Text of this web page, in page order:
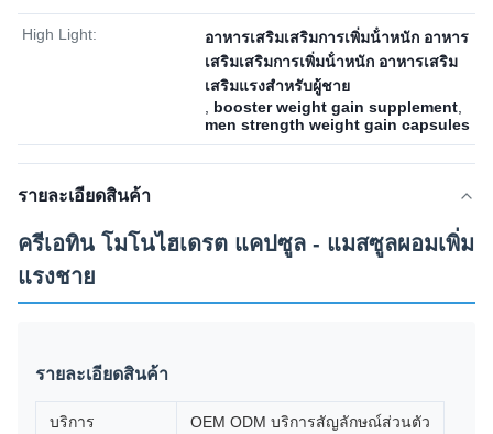
High Light:
อาหารเสริมเสริมการเพิ่มน้ําหนัก อาหาร
เสริมเสริมการเพิ่มน้ําหนัก อาหารเสริม
เสริมแรงสําหรับผู้ชาย
booster weight gain supplement
men strength weight gain capsules
รายละเอียดสินค้า
ครีเอทิน โมโนไฮเดรต แคปซูล - แมสซูลผอมเพิ่ม
แรงชาย
รายละเอียดสินค้า
บริการ OEM ODM บริการสัญลักษณ์ส่วนตัว